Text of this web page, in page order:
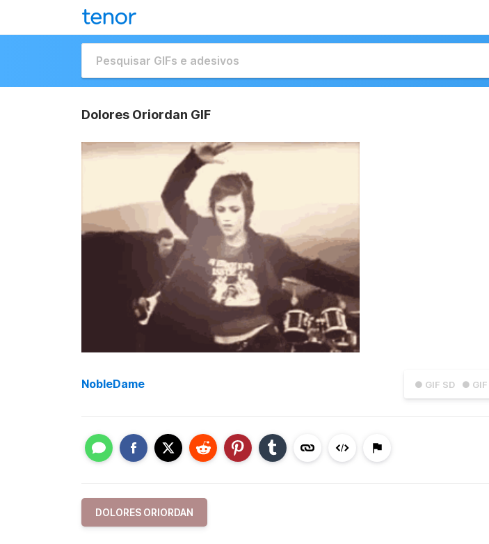
Dolores Oriordan GIF
● GIF SD ● GIF
NobleDame
DOLORES ORIORDAN